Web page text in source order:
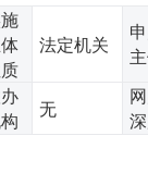
法定机关
无